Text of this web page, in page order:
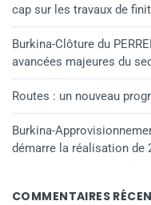
cap sur les travaux de
Burkina-Clôture du
avancées majeures du
Routes : un nouveau
Burkina-
démarre la réalisation de
COMMENTAIRES